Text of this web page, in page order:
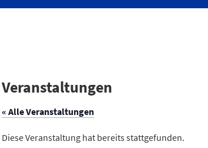
Veranstaltungen
« Alle Veranstaltungen
Diese Veranstaltung hat bereits stattgefunden.